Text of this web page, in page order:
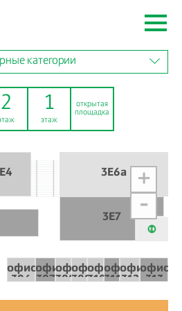
категории
2 1
этаж
открытая
площадка
+
-
3Е7
офис
312
офис
313
офис
308
офис
310
офис
311
офис
309
офис
307
офис
306
3Е6а